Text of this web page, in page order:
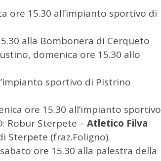
ore 15.30 all’impianto sportivo di
alla Bombonera di Cerqueto
domenica ore 15.30 allo
sportivo di Pistrino
ore 15.30 all’impianto sportivo
Sterpete – Atletico Filva
di Sterpete (fraz.Foligno).
ore 15.30 alla palestra della